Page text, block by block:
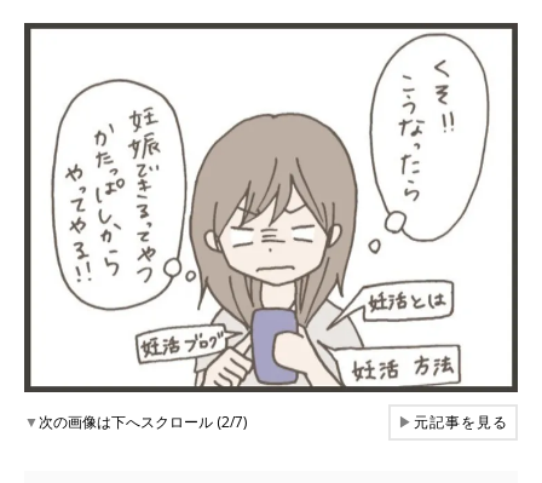
▼次の画像は下へスクロール (2/7) ▶元記事を見る